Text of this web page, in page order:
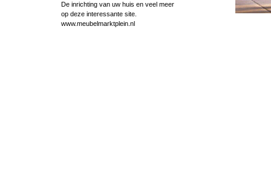
De inrichting van uw huis en veel meer
op deze interessante site.
www.meubelmarktplein.nl